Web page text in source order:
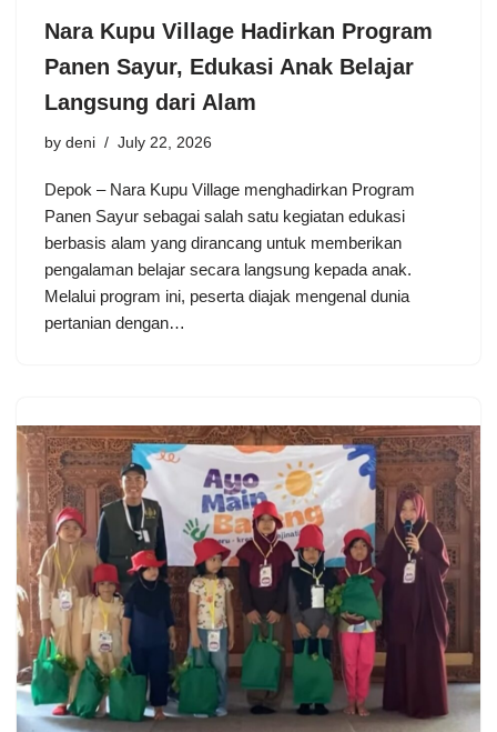
Nara Kupu Village Hadirkan Program
Panen Sayur, Edukasi Anak Belajar
Langsung dari Alam
by deni July 22, 2026
Depok – Nara Kupu Village menghadirkan Program
Panen Sayur sebagai salah satu kegiatan edukasi
berbasis alam yang dirancang untuk memberikan
pengalaman belajar secara langsung kepada anak.
Melalui program ini, peserta diajak mengenal dunia
pertanian dengan…